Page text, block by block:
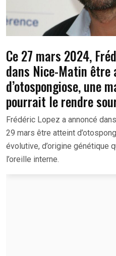
Ce 27 mars 2024,
dans Nice-Matin
d’otospongiose, une
pourrait le rendre
Frédéric Lopez a annoncé
29 mars être atteint
évolutive, d’origine génétique
l’oreille interne.